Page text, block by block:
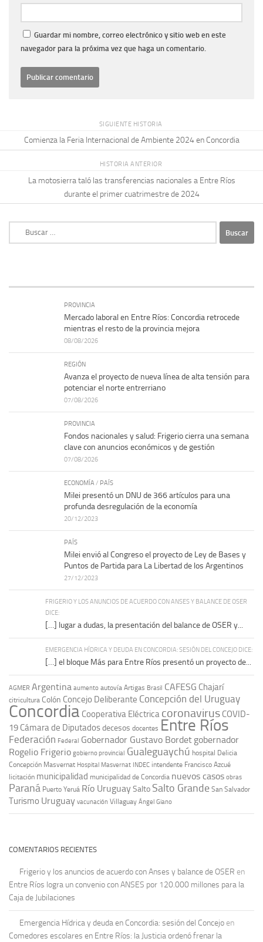
Guardar mi nombre, correo electrónico y sitio web en este
navegador para la próxima vez que haga un comentario.
SIGUIENTE HISTORIA
Comienza la Feria Internacional de Ambiente 2024 en Concordia
HISTORIA ANTERIOR
La motosierra taló las transferencias nacionales a Entre Ríos
durante el primer cuatrimestre de 2024
Buscar:
PROVINCIA
Mercado laboral en Entre Ríos: Concordia retrocede
mientras el resto de la provincia mejora
08/08/2026
REGIÓN
Avanza el proyecto de nueva línea de alta tensión para
potenciar el norte entrerriano
07/08/2026
PROVINCIA
Fondos nacionales y salud: Frigerio cierra una semana
clave con anuncios económicos y de gestión
07/08/2026
ECONOMÍA / PAÍS
Milei presentó un DNU de 366 artículos para una
profunda desregulación de la economía
20/12/2023
PAÍS
Milei envió al Congreso el proyecto de Ley de Bases y
Puntos de Partida para La Libertad de los Argentinos
27/12/2023
FRIGERIO Y LOS ANUNCIOS DE ACUERDO CON ANSES Y BALANCE DE OSER
DICE:
[…] lugar a dudas, la presentación del balance de OSER y...
EMERGENCIA HÍDRICA Y DEUDA EN CONCORDIA: SESIÓN DEL CONCEJO DICE:
[…] el bloque Más para Entre Ríos presentó un proyecto de...
AGMER Argentina aumento autovía Artigas Brasil CAFESG Chajarí
citricultura Colón Concejo Deliberante Concepción del Uruguay
Concordia Cooperativa Eléctrica coronavirus COVID-
19 Cámara de Diputadosdecesos docentes Entre Ríos
Federación Federal Gobernador Gustavo Bordet gobernador
Rogelio Frigerio gobierno provincial Gualeguaychú hospital Delicia
Concepción Masvernat Hospital Masvernat INDEC intendente Francisco Azcué
licitación municipalidad municipalidad de Concordia nuevos casos obras
Paraná Puerto Yeruá Río UruguaySalto Salto Grande San Salvador
Turismo Uruguay vacunación Villaguay Ángel Giano
COMENTARIOS RECIENTES
Frigerio y los anuncios de acuerdo con Anses y balance de OSER en
Entre Ríos logra un convenio con ANSES por 120.000 millones para la
Caja de Jubilaciones
Emergencia Hídrica y deuda en Concordia: sesión del Concejo en
Comedores escolares en Entre Ríos: la Justicia ordenó frenar la